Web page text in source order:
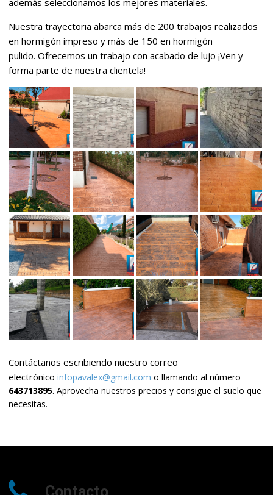
Nuestra trayectoria abarca más de 200 trabajos realizados
en hormigón impreso y más de 150 en hormigón
pulido. Ofrecemos un trabajo con acabado de lujo ¡Ven y
forma parte de nuestra clientela!
Contáctanos escribiendo nuestro correo
electrónicoinfopavalex@gmail.com o llamando al número
643713895. Aprovecha nuestros precios y consigue el suelo que
necesitas.